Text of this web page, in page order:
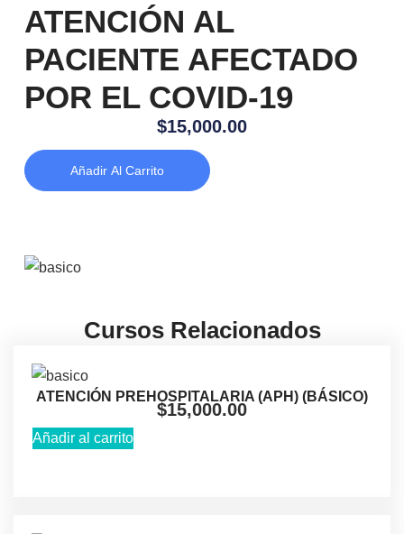
ATENCIÓN AL
PACIENTE AFECTADO
POR EL COVID-19
$15,000.00
Añadir Al Carrito
Cursos Relacionados
ATENCIÓN PREHOSPITALARIA (APH) (BÁSICO)
$15,000.00
Añadir al carrito